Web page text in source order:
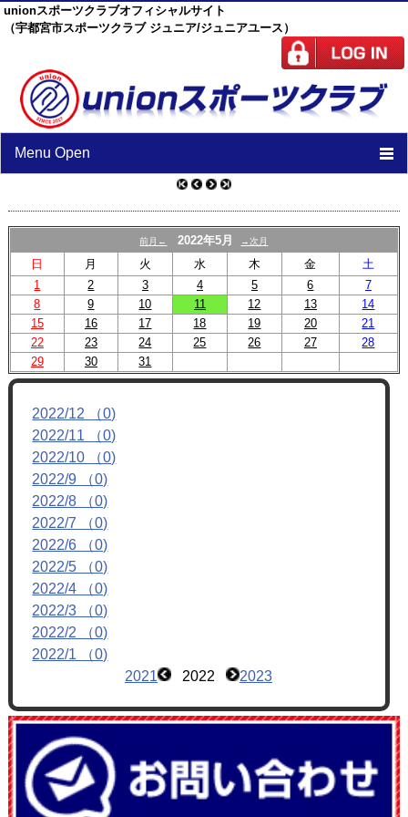
unionスポーツクラブオフィシャルサイト
（宇都宮市スポーツクラブ ジュニア/ジュニアユース）
Menu Open
TOP
ニュース
スケジュール
スタッフ
施設紹介
チーム紹介
前月← 2022年5月 →次月
日 月 火 水 木 金
土
1
2 3 4 5 6
7
8
9 10 11 12 13
14
15
16 17 18 19 20
21
22
23 24 25 26 27
28
29
30 31
2022/12 （0)
2022/11 （0)
2022/10 （0)
2022/9 （0)
2022/8 （0)
2022/7 （0)
2022/6 （0)
2022/5 （0)
2022/4 （0)
2022/3 （0)
2022/2 （0)
2022/1 （0)
2021
2022 2023